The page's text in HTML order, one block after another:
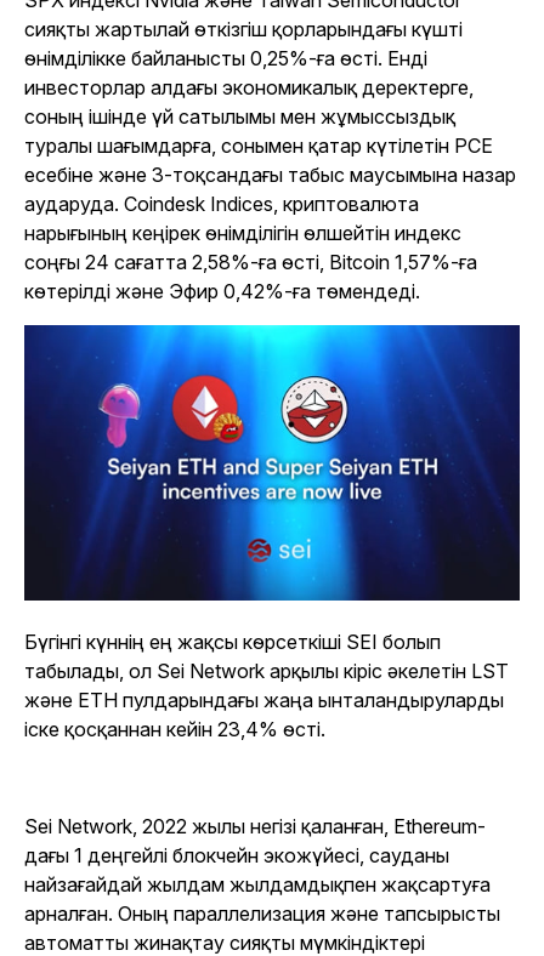
сияқты жартылай өткізгіш қорларындағы күшті
өнімділікке байланысты 0,25%-ға өсті. Енді
инвесторлар алдағы экономикалық деректерге,
соның ішінде үй сатылымы мен жұмыссыздық
туралы шағымдарға, сонымен қатар күтілетін PCE
есебіне және 3-тоқсандағы табыс маусымына назар
аударуда. Coindesk Indices, криптовалюта
нарығының кеңірек өнімділігін өлшейтін индекс
соңғы 24 сағатта 2,58%-ға өсті, Bitcoin 1,57%-ға
көтерілді және Эфир 0,42%-ға төмендеді.
Бүгінгі күннің ең жақсы көрсеткіші SEI болып
табылады, ол Sei Network арқылы кіріс әкелетін LST
және ETH пулдарындағы жаңа ынталандыруларды
іске қосқаннан кейін 23,4% өсті.
Sei Network, 2022 жылы негізі қаланған, Ethereum-
дағы 1 деңгейлі блокчейн экожүйесі, сауданы
найзағайдай жылдам жылдамдықпен жақсартуға
арналған. Оның параллелизация және тапсырысты
автоматты жинақтау сияқты мүмкіндіктері